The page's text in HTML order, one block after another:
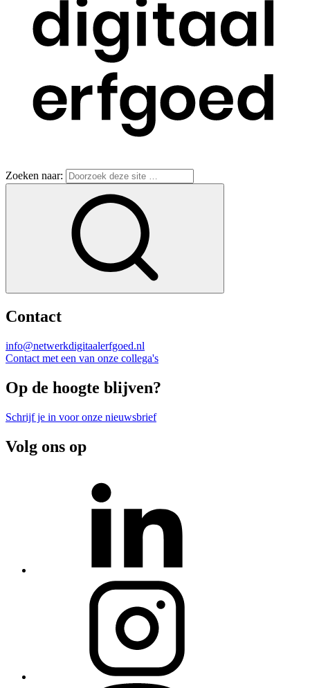
Zoeken naar:
Contact
info@netwerkdigitaalerfgoed.nl
Contact met een van onze collega's
Op de hoogte blijven?
Schrijf je in voor onze nieuwsbrief
Volg ons op